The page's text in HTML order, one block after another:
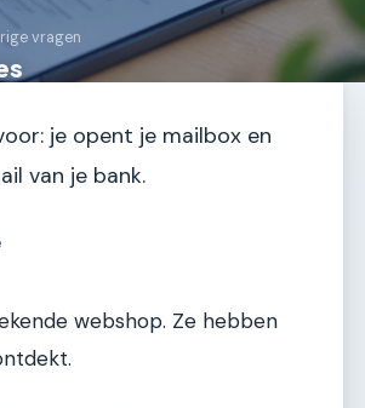
vragen
je opent je mailbox en
van je bank.
webshop. Ze hebben